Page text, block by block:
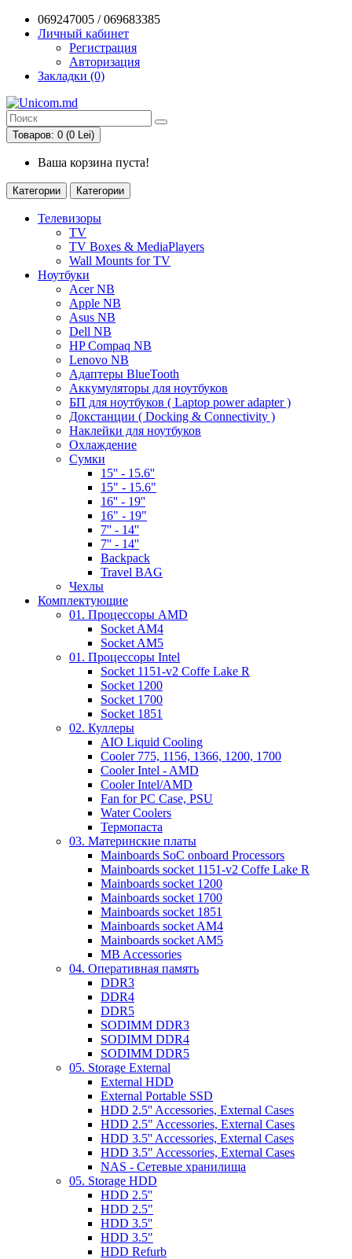
069247005 / 069683385
Личный кабинет
Регистрация
Авторизация
Закладки (0)
Товаров: 0 (0 Lei)
Ваша корзина пуста!
Категории Категории
Телевизоры
TV
TV Boxes & MediaPlayers
Wall Mounts for TV
Ноутбуки
Acer NB
Apple NB
Asus NB
Dell NB
HP Compaq NB
Lenovo NB
Адаптеры BlueTooth
Аккумуляторы для ноутбуков
БП для ноутбуков ( Laptop power adapter )
Докстанции ( Docking & Connectivity )
Наклейки для ноутбуков
Охлаждение
Сумки
15'' - 15.6''
15" - 15.6"
16'' - 19''
16" - 19"
7'' - 14''
7'' - 14''
Backpack
Travel BAG
Чехлы
Комплектующие
01. Процессоры AMD
Socket AM4
Socket AM5
01. Процессоры Intel
Socket 1151-v2 Coffe Lake R
Socket 1200
Socket 1700
Socket 1851
02. Куллеры
AIO Liquid Cooling
Cooler 775, 1156, 1366, 1200, 1700
Cooler Intel - AMD
Cooler Intel/AMD
Fan for PC Case, PSU
Water Coolers
Термопаста
03. Материнские платы
Mainboards SoC onboard Processors
Mainboards socket 1151-v2 Coffe Lake R
Mainboards socket 1200
Mainboards socket 1700
Mainboards socket 1851
Mainboards socket AM4
Mainboards socket AM5
MB Accessories
04. Оперативная память
DDR3
DDR4
DDR5
SODIMM DDR3
SODIMM DDR4
SODIMM DDR5
05. Storage External
External HDD
External Portable SSD
HDD 2.5'' Accessories, External Cases
HDD 2.5" Accessories, External Cases
HDD 3.5'' Accessories, External Cases
HDD 3.5" Accessories, External Cases
NAS - Сетевые хранилища
05. Storage HDD
HDD 2.5''
HDD 2.5"
HDD 3.5''
HDD 3.5"
HDD Refurb